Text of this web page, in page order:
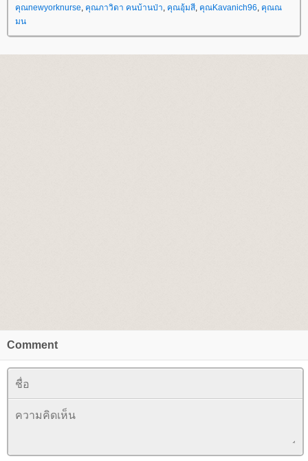
คุณnewyorknurse, คุณภาวิดา คนบ้านป่า, คุณอุ้มสี, คุณKavanich96, คุณณ
มน
Comment